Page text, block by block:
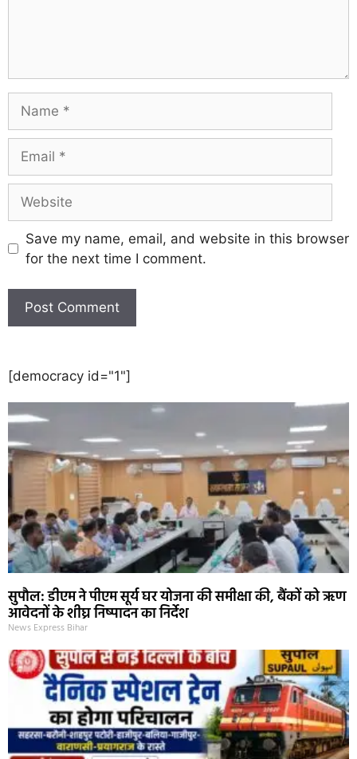
Save my name, email, and website in this browser
for the next time I comment.
[democracy id="1"]
सुपौल: डीएम ने पीएम सूर्य घर योजना की समीक्षा की, बैंकों को ऋण
आवेदनों के शीघ्र निष्पादन का निर्देश
News Express Bihar